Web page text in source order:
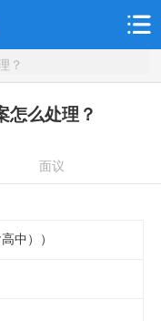
？
怎么处理？
面议
中））